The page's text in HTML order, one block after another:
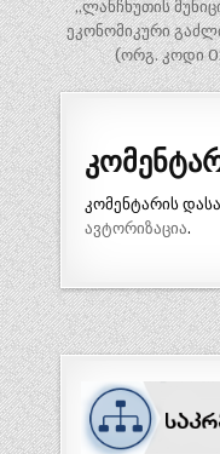
,,ლანჩხუთის
ეკონომიკური
(ორგ. კოდი
კომენტარის
ავტორიზაცია.